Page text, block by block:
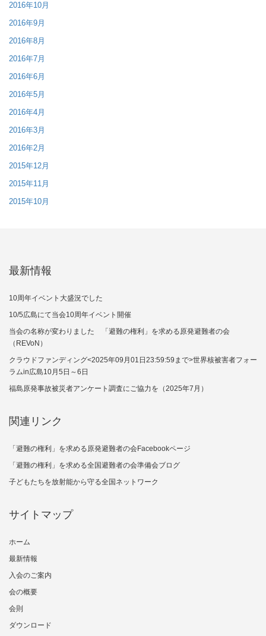
2016年10月
2016年9月
2016年8月
2016年7月
2016年6月
2016年5月
2016年4月
2016年3月
2016年2月
2015年12月
2015年11月
2015年10月
最新情報
10周年イベント大盛況でした
10/5広島にて当会10周年イベント開催
当会の名称が変わりました 「避難の権利」を求める原発避難者の会
（REVoN）
クラウドファンディング<2025年09月01日23:59:59まで>世界核被害者フォー
ラムin広島10月5日～6日
福島原発事故被災者アンケート調査にご協力を（2025年7月）
関連リンク
「避難の権利」を求める原発避難者の会Facebookページ
「避難の権利」を求める全国避難者の会準備会ブログ
子どもたちを放射能から守る全国ネットワーク
サイトマップ
ホーム
最新情報
入会のご案内
会の概要
会則
ダウンロード